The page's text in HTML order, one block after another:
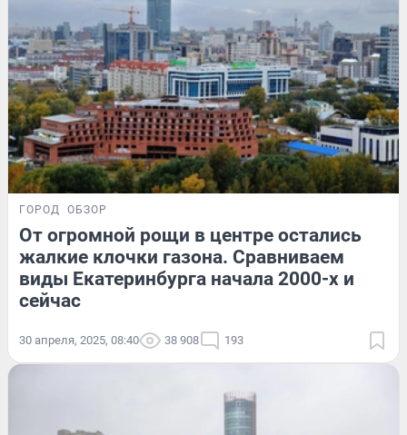
ГОРОД ОБЗОР
От огромной рощи в центре остались
жалкие клочки газона. Сравниваем
виды Екатеринбурга начала 2000-х и
сейчас
30 апреля, 2025, 08:40 38 908 193